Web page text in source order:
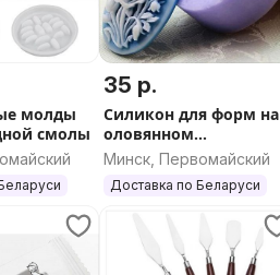
пункте выдачи.
белпочтой, ТК
рождаются идеи,
путь с нами уже
молды
смолы
35 р.
Силикон для форм на
оловянном
катализаторе
твердость от 10 до 40
Минск, Первомайский
Доставка по Беларуси